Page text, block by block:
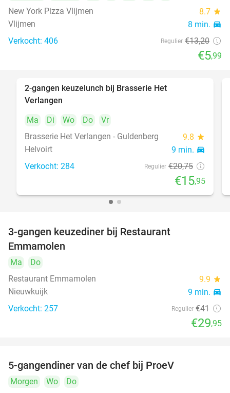
New York Pizza Vlijmen
8.7 star
Vlijmen 8 min. directions_car
Verkocht: 406 Regulier €13,20
€5,99
2-gangen keuzelunch bij Brasserie Het
Verlangen
Ma
Di Wo Do
Vr
Brasserie Het Verlangen - Guldenberg
9.8 star
Helvoirt 9 min. directions_car
Verkocht: 284 Regulier €20,75
€15,95
3-gangen keuzediner bij Restaurant
Emmamolen
Ma
Do
Restaurant Emmamolen
9.9 star
Nieuwkuijk 9 min. directions_car
Verkocht: 257 Regulier €41
€29,95
5-gangendiner van de chef bij ProeV
Morgen Wo Do